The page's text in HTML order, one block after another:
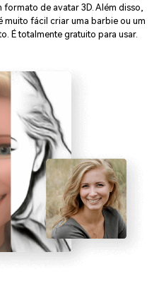
de avatar 3D. Além disso,
fácil criar uma barbie ou um
É totalmente gratuito para usar.